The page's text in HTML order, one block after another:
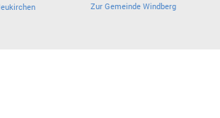
Zur Gemeinde Windberg